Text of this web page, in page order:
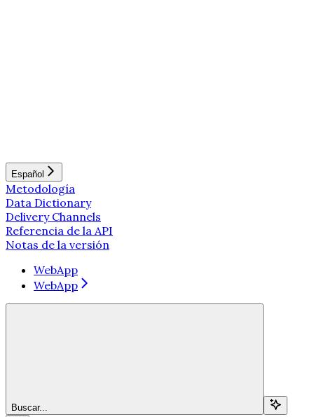
Español
Metodología
Data Dictionary
Delivery Channels
Referencia de la API
Notas de la versión
WebApp
WebApp
Buscar...